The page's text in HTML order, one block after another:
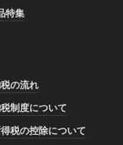
特集
の流れ
制度について
税の控除について